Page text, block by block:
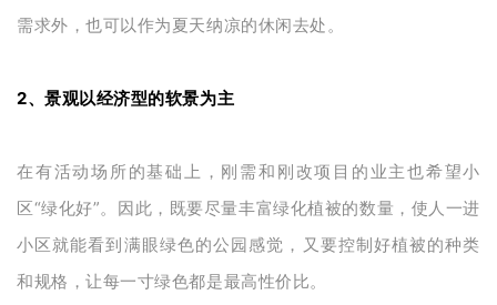
需求外，也可以作为夏天纳凉的休闲去处。
2、景观以经济型的软景为主
在有活动场所的基础上，刚需和刚改项目的业主也希望小
区“绿化好”。因此，既要尽量丰富绿化植被的数量，使人一进
小区就能看到满眼绿色的公园感觉，又要控制好植被的种类
和规格，让每一寸绿色都是最高性价比。